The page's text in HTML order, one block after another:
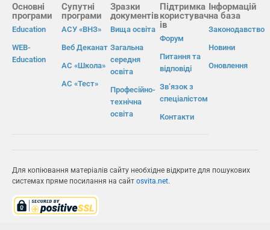
Основні
програми
Education
WEB-
Education
Супутні
програми
АСУ «ВНЗ»
Веб Деканат
АС «Школа»
АС «Тест»
Зразки
документів
Вища освіта
Загальна
середня
освіта
Професійно-
технічна
освіта
Підтримка
користувач
ів
Форум
Питання та
відповіді
Зв’язок з
спеціалістом
Контакти
Інформацій
на база
Законодавство
Новини
Оновлення
Для копіювання матеріалів сайту необхідне відкрите для пошукових
системах пряме посилання на сайт osvita.net.